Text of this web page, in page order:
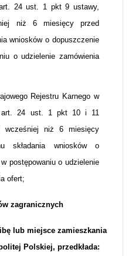
24 ust. 1 pkt 9 ustawy,
niż 6 miesięcy przed
wniosków o dopuszczenie
o udzielenie zamówienia
Rejestru Karnego w
art. 24 ust. 1 pkt 10 i 11
wcześniej niż 6 miesięcy
składania wniosków o
postępowaniu o udzielenie
ofert;
zagranicznych
lub miejsce zamieszkania
Polskiej, przedkłada: